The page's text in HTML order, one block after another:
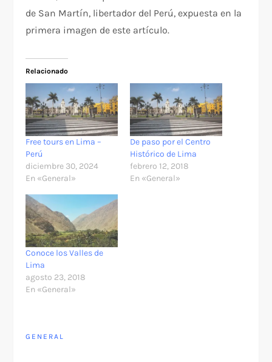
de San Martín, libertador del Perú, expuesta en la
primera imagen de este artículo.
Relacionado
Free tours en Lima –
Perú
diciembre 30, 2024
En «General»
De paso por el Centro
Histórico de Lima
febrero 12, 2018
En «General»
Conoce los Valles de
Lima
agosto 23, 2018
En «General»
GENERAL